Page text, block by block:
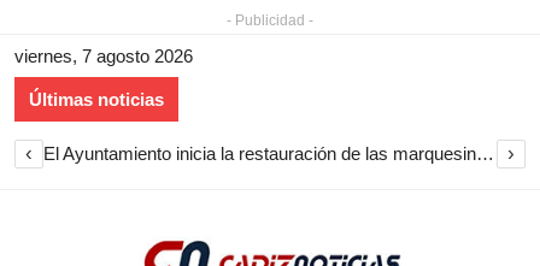
- Publicidad -
viernes, 7 agosto 2026
Últimas noticias
‹ El Ayuntamiento inicia la restauración de las marquesinas de Plaza Esteve para volver a instalarlas en el centro de Jerez ›